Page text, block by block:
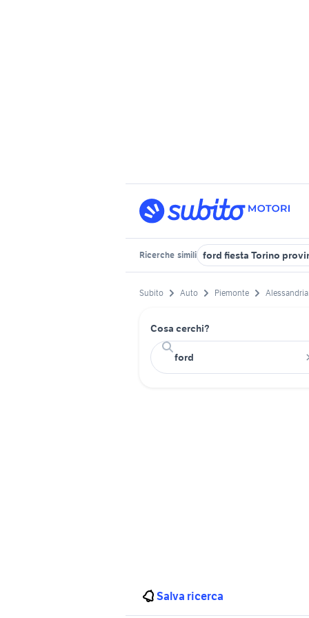
Ricerche simili ford fiesta Torino
Subito Auto Piemonte
Cosa cerchi?
Salva ricerca